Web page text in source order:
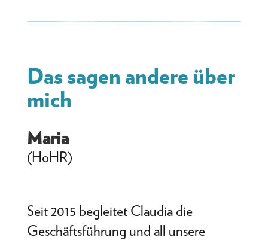
Das sagen andere über
mich
Maria
(HoHR)
Seit 2015 begleitet Claudia die
Geschäftsführung und all unsere